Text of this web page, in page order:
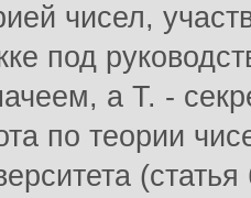
чисел,
под
а Т. -
по теории